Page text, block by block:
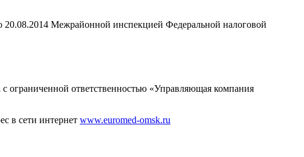
20.08.2014 Межрайонной инспекцией Федеральной налоговой
ответственностью «Управляющая компания
в сети интернет www.euromed-omsk.ru